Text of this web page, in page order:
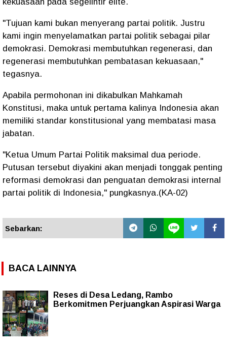
"Tujuan kami bukan menyerang partai politik. Justru
kami ingin menyelamatkan partai politik sebagai pilar
demokrasi. Demokrasi membutuhkan regenerasi, dan
regenerasi membutuhkan pembatasan kekuasaan,"
tegasnya.
Apabila permohonan ini dikabulkan Mahkamah
Konstitusi, maka untuk pertama kalinya Indonesia akan
memiliki standar konstitusional yang membatasi masa
jabatan.
"Ketua Umum Partai Politik maksimal dua periode.
Putusan tersebut diyakini akan menjadi tonggak penting
reformasi demokrasi dan penguatan demokrasi internal
partai politik di Indonesia," pungkasnya.(KA-02)
Sebarkan:
BACA LAINNYA
Reses di Desa Ledang, Rambo
Berkomitmen Perjuangkan Aspirasi Warga